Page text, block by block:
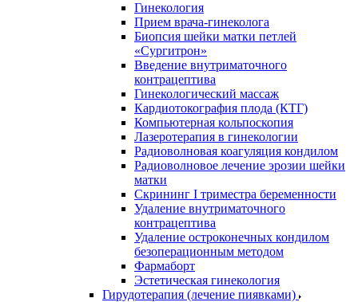
Гинекология
Прием врача-гинеколога
Биопсия шейки матки петлей
«Сургитрон»
Введение внутриматочного
контрацептива
Гинекологический массаж
Кардиотокография плода (КТГ)
Компьютерная кольпоскопия
Лазеротерапия в гинекологии
Радиоволновая коагуляция кондилом
Радиоволновое лечение эрозии шейки
матки
Скрининг I триместра беременности
Удаление внутриматочного
контрацептива
Удаление остроконечных кондилом
безоперационным методом
Фармаборт
Эстетическая гинекология
Гирудотерапия (лечение пиявками)